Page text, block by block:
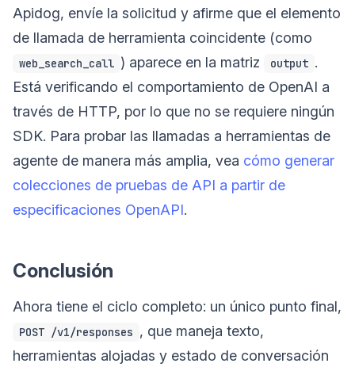
Apidog, envíe la solicitud y afirme que el elemento
de llamada de herramienta coincidente (como
web_search_call ) aparece en la matriz output .
Está verificando el comportamiento de OpenAI a
través de HTTP, por lo que no se requiere ningún
SDK. Para probar las llamadas a herramientas de
agente de manera más amplia, vea cómo generar
colecciones de pruebas de API a partir de
especificaciones OpenAPI.
Conclusión
Ahora tiene el ciclo completo: un único punto final,
POST /v1/responses , que maneja texto,
herramientas alojadas y estado de conversación